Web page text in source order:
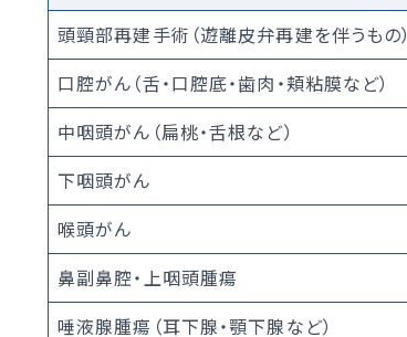
頭頸部再建手術（遊離皮弁再建を伴うもの）
口腔がん（舌・口腔底・歯肉・頬粘膜など）
中咽頭がん（扁桃・舌根など）
下咽頭がん
喉頭がん
鼻副鼻腔・上咽頭腫瘍
唾液腺腫瘍（耳下腺・顎下腺など）